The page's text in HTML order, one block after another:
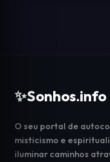
✨Sonhos.info
O seu portal de
misticismo e
iluminar caminhos